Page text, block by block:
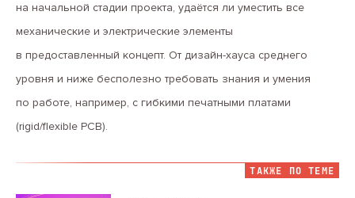
на начальной стадии проекта, удаётся ли уместить все
механические и электрические элементы
в предоставленный концепт. От дизайн-хауса среднего
уровня и ниже бесполезно требовать знания и умения
по работе, например, с гибкими печатными платами
(rigid/flexible PCB).
ТАКЖЕ ПО ТЕМЕ